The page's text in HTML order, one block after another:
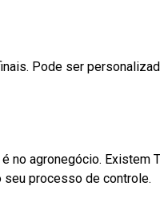
Pode ser
agronegócio. Existem
seu processo de controle.